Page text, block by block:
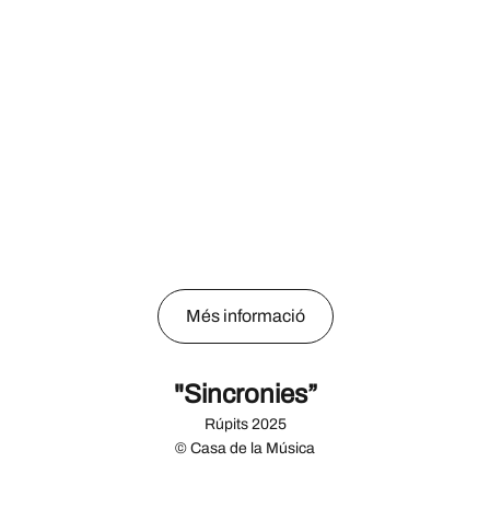
Més informació
"Sincronies”
Rúpits 2025
© Casa de la Música